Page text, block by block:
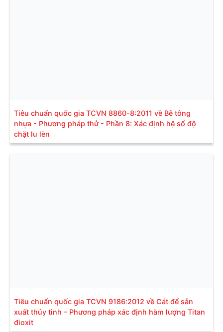
Tiêu chuẩn quốc gia TCVN 8860-8:2011 về Bê tông
nhựa - Phương pháp thử - Phần 8: Xác định hệ số độ
chặt lu lèn
Tiêu chuẩn quốc gia TCVN 9186:2012 về Cát để sản
xuất thủy tinh – Phương pháp xác định hàm lượng Titan
đioxit